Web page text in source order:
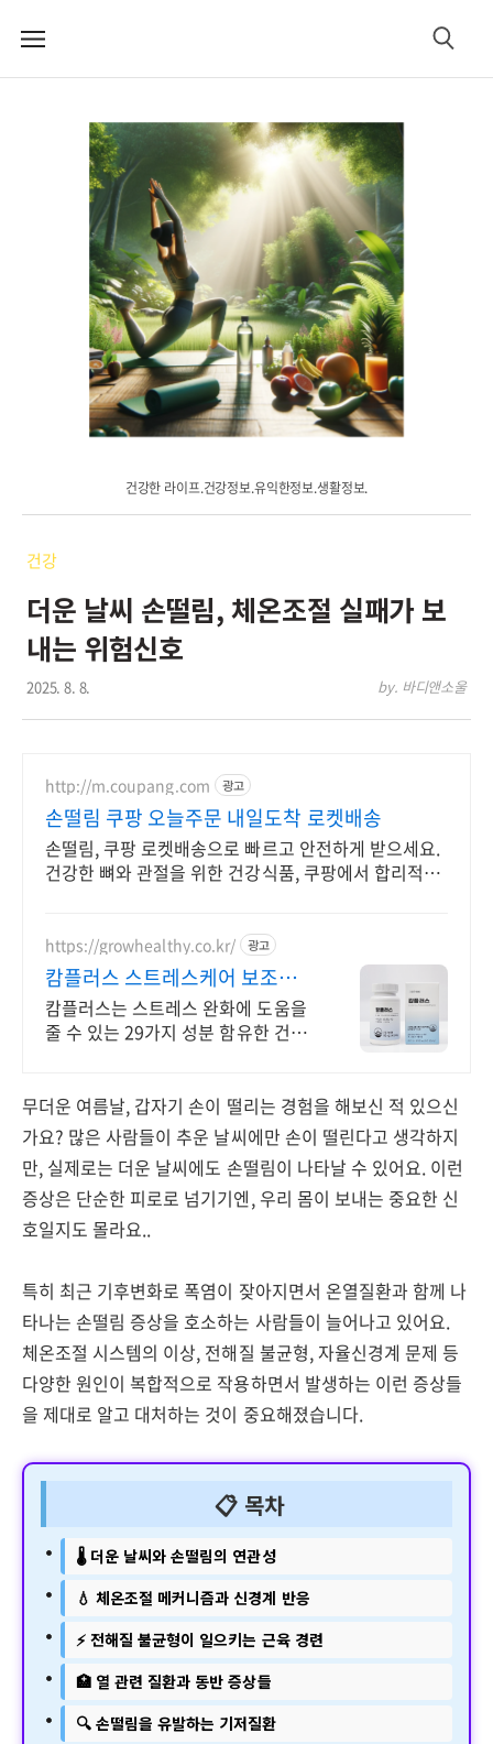
메
검
건강한 라이프.건강정보.유익한정보.생활정보.
건강
더운 날씨 손떨림, 체온조절 실패가 보
내는 위험신호
2025. 8. 8. by. 바디앤소울
http://m.coupang.com 광고
손떨림 쿠팡 오늘주문 내일도착 로켓배송
손떨림, 쿠팡 로켓배송으로 빠르고 안전하게 받으세요.
건강한 뼈와 관절을 위한 건강식품, 쿠팡에서 합리적인
https://growhealthy.co.kr/ 광고
캄플러스 스트레스케어 보조제
회원가입 7,000원 쿠폰
캄플러스는 스트레스 완화에 도움을
줄 수 있는 29가지 성분 함유한 건강
무더운 여름날, 갑자기 손이 떨리는 경험을 해보신 적 있으신
가요? 많은 사람들이 추운 날씨에만 손이 떨린다고 생각하지
만, 실제로는 더운 날씨에도 손떨림이 나타날 수 있어요. 이런
증상은 단순한 피로로 넘기기엔, 우리 몸이 보내는 중요한 신
호일지도 몰라요..
특히 최근 기후변화로 폭염이 잦아지면서 온열질환과 함께 나
타나는 손떨림 증상을 호소하는 사람들이 늘어나고 있어요.
체온조절 시스템의 이상, 전해질 불균형, 자율신경계 문제 등
다양한 원인이 복합적으로 작용하면서 발생하는 이런 증상들
을 제대로 알고 대처하는 것이 중요해졌습니다.
📋 목차
🌡️ 더운 날씨와 손떨림의 연관성
💧 체온조절 메커니즘과 신경계 반응
⚡ 전해질 불균형이 일으키는 근육 경련
🏥 열 관련 질환과 동반 증상들
🔍 손떨림을 유발하는 기저질환